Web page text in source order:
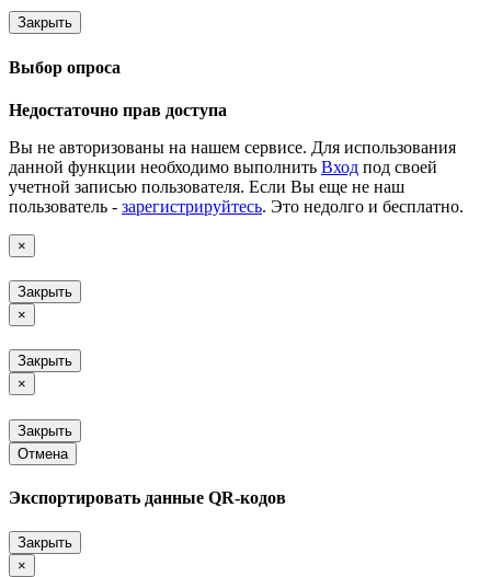
Закрыть
Выбор опроса
Недостаточно прав доступа
Вы не авторизованы на нашем сервисе. Для использования
данной функции необходимо выполнить Вход под своей
учетной записью пользователя. Если Вы еще не наш
пользователь - зарегистрируйтесь. Это недолго и бесплатно.
×
Закрыть
×
Закрыть
×
Закрыть
Отмена
Экспортировать данные QR-кодов
Закрыть
×